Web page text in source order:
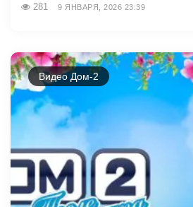
281 9 ЯНВАРЯ, 2026 23:39
Видео Дом-2